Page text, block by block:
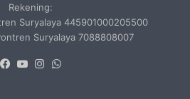
Rekening:
Suryalaya 445901000205500
Suryalaya 7088808007
Facebook
YouTubeInstagram